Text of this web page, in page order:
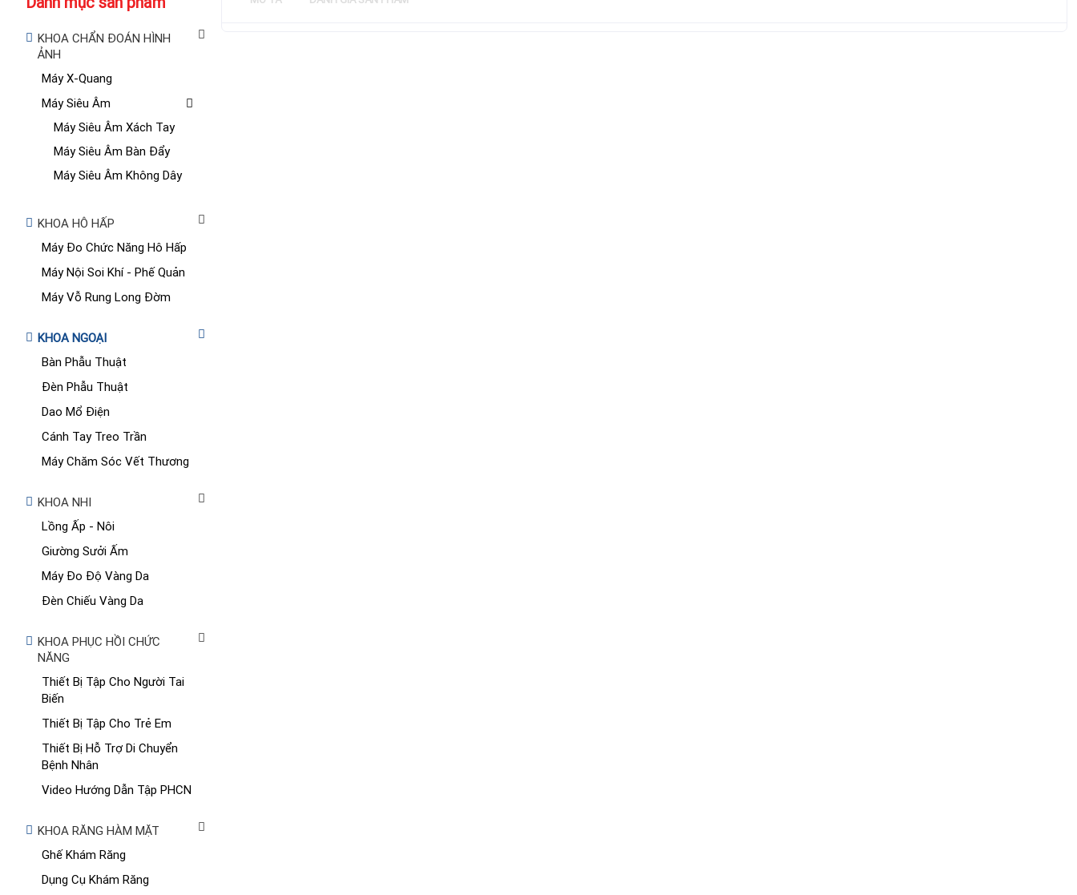
KHOA CHẨN ĐOÁN HÌNH
ẢNH
Máy X-Quang
Máy Siêu Âm
Máy Siêu Âm Xách Tay
Máy Siêu Âm Bàn Đẩy
Máy Siêu Âm Không Dây
KHOA HÔ HẤP
Máy Đo Chức Năng Hô Hấp
Máy Nội Soi Khí - Phế Quản
Máy Vỗ Rung Long Đờm
KHOA NGOẠI
Bàn Phẫu Thuật
Đèn Phẫu Thuật
Dao Mổ Điện
Cánh Tay Treo Trần
Máy Chăm Sóc Vết Thương
KHOA NHI
Lồng Ấp - Nôi
Giường Sưởi Ấm
Máy Đo Độ Vàng Da
Đèn Chiếu Vàng Da
KHOA PHỤC HỒI CHỨC
NĂNG
Thiết Bị Tập Cho Người Tai
Biến
Thiết Bị Tập Cho Trẻ Em
Thiết Bị Hỗ Trợ Di Chuyển
Bệnh Nhân
Video Hướng Dẫn Tập PHCN
KHOA RĂNG HÀM MẶT
Ghế Khám Răng
Dụng Cụ Khám Răng